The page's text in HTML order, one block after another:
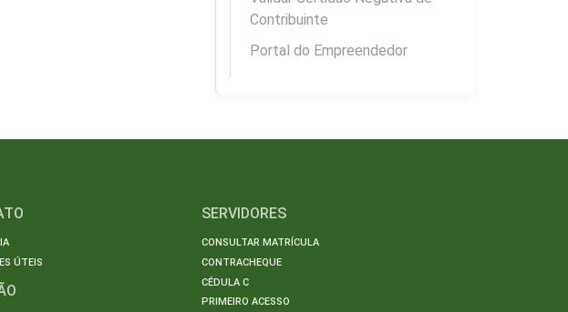
Contribuinte
Portal do Empreendedor
ÚTEIS
SERVIDORES
CONSULTAR MATRÍCULA
CONTRACHEQUE
CÉDULA C
PRIMEIRO ACESSO